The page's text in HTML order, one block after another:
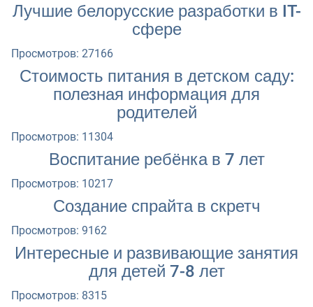
Лучшие белорусские разработки в IT-
сфере
Просмотров: 27166
Стоимость питания в детском саду:
полезная информация для
родителей
Просмотров: 11304
Воспитание ребёнка в 7 лет
Просмотров: 10217
Создание спрайта в скретч
Просмотров: 9162
Интересные и развивающие занятия
для детей 7-8 лет
Просмотров: 8315